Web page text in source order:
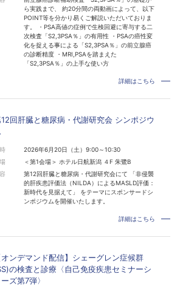
ら実践まで、 約20分間の両動画によって、以下
POINT等を分かり易くご解説いただいておりま
す。 ・PSA高値の症例で生検回避に寄与する二
次検査「S2,3PSA％」の有用性 ・PSAの癌性変
化を捉える事による「S2,3PSA％」の前立腺癌
の診断精度 ・MRI,PSAを踏まえた
「S2,3PSA％」の上手な使い方
詳細はこちら
回肝臓と糖尿病・代謝研究会 シンポジウ
2026年6月20日（土）9:00～10:30
＜第1会場＞ ホテル日航新潟 ４F 朱鷺B
第12回肝臓と糖尿病・代謝研究会にて 「非侵襲
的肝疾患評価法（NILDA）によるMASLD評価：
新時代を見据えて」 をテーマにスポンサードシ
ンポジウムを開催いたします。
詳細はこちら
オンデマンド配信】シェーグレン症候群
の検査と診療〈自己免疫疾患セミナーシ
ーズ第7弾〉